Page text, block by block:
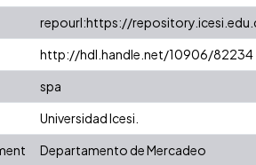
repourl:https://
http://hdl.handle.net/10906/82234
spa
Universidad Icesi.
Departamento de Mercadeo